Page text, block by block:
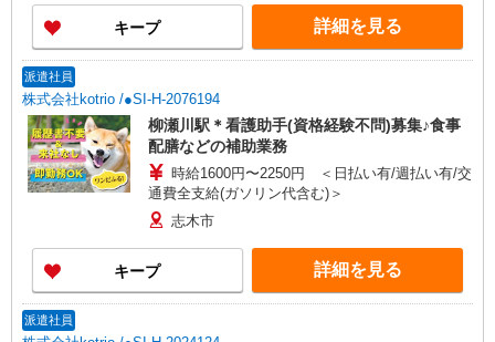
キープ 詳細を見る
派遣社員
株式会社kotrio /●SI-H-2076194
柳瀬川駅＊看護助手(資格経験不問)募集♪食事
配膳などの補助業務
時給1600円〜2250円 ＜日払い有/週払い有/交
通費全支給(ガソリン代含む)＞
志木市
キープ 詳細を見る
派遣社員